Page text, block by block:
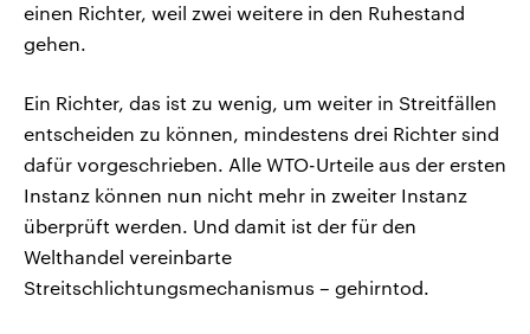
einen Richter, weil zwei weitere in den Ruhestand
gehen.
Ein Richter, das ist zu wenig, um weiter in Streitfällen
entscheiden zu können, mindestens drei Richter sind
dafür vorgeschrieben. Alle WTO-Urteile aus der ersten
Instanz können nun nicht mehr in zweiter Instanz
überprüft werden. Und damit ist der für den
Welthandel vereinbarte
Streitschlichtungsmechanismus – gehirntod.